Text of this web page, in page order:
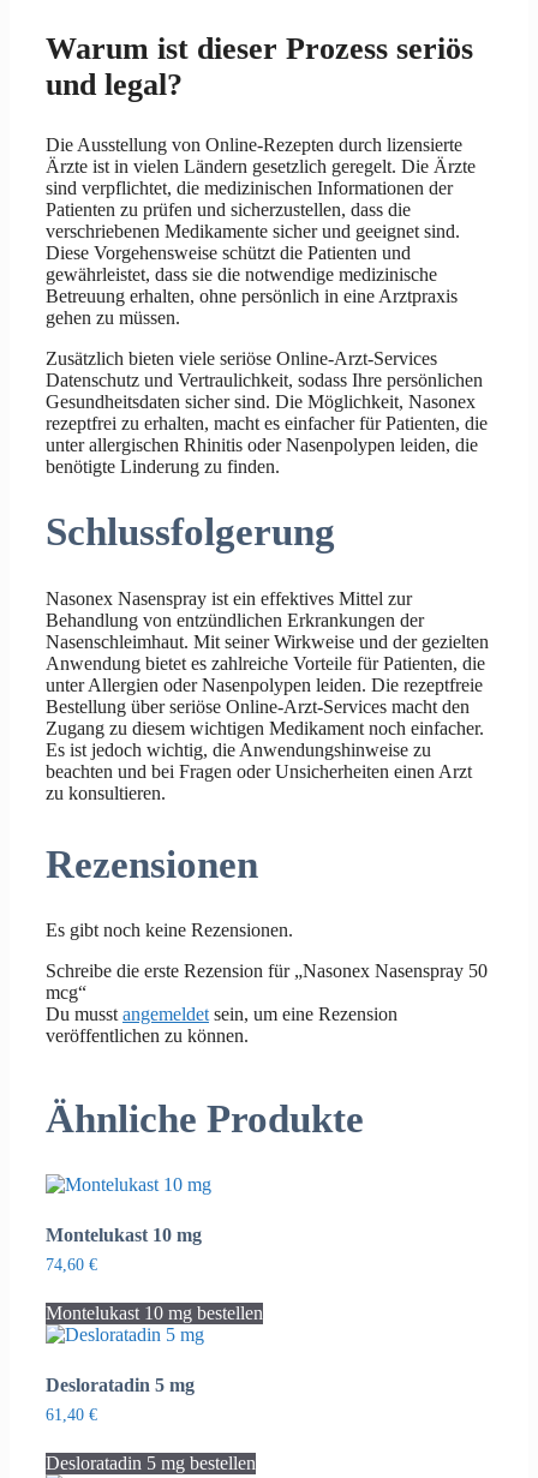
Warum ist dieser Prozess seriös
und legal?
Die Ausstellung von Online-Rezepten durch lizensierte
Ärzte ist in vielen Ländern gesetzlich geregelt. Die Ärzte
sind verpflichtet, die medizinischen Informationen der
Patienten zu prüfen und sicherzustellen, dass die
verschriebenen Medikamente sicher und geeignet sind.
Diese Vorgehensweise schützt die Patienten und
gewährleistet, dass sie die notwendige medizinische
Betreuung erhalten, ohne persönlich in eine Arztpraxis
gehen zu müssen.
Zusätzlich bieten viele seriöse Online-Arzt-Services
Datenschutz und Vertraulichkeit, sodass Ihre persönlichen
Gesundheitsdaten sicher sind. Die Möglichkeit, Nasonex
rezeptfrei zu erhalten, macht es einfacher für Patienten, die
unter allergischen Rhinitis oder Nasenpolypen leiden, die
benötigte Linderung zu finden.
Schlussfolgerung
Nasonex Nasenspray ist ein effektives Mittel zur
Behandlung von entzündlichen Erkrankungen der
Nasenschleimhaut. Mit seiner Wirkweise und der gezielten
Anwendung bietet es zahlreiche Vorteile für Patienten, die
unter Allergien oder Nasenpolypen leiden. Die rezeptfreie
Bestellung über seriöse Online-Arzt-Services macht den
Zugang zu diesem wichtigen Medikament noch einfacher.
Es ist jedoch wichtig, die Anwendungshinweise zu
beachten und bei Fragen oder Unsicherheiten einen Arzt
zu konsultieren.
Rezensionen
Es gibt noch keine Rezensionen.
Schreibe die erste Rezension für „Nasonex Nasenspray 50
mcg“
Du musst angemeldet sein, um eine Rezension
veröffentlichen zu können.
Ähnliche Produkte
Montelukast 10 mg
74,60 €
Montelukast 10 mg bestellen
Desloratadin 5 mg
61,40 €
Desloratadin 5 mg bestellen